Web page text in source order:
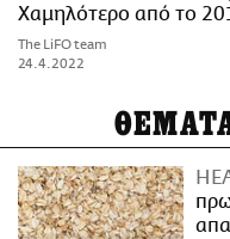
Χαμηλότερο από το
The LiFO team
24.4.2022